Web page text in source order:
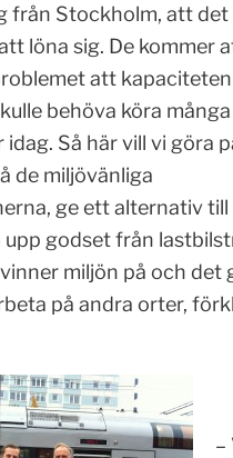
från Stockholm, att det
löna sig. De kommer
att
behöva köra
idag. Så här vill vi göra
de miljövänliga
ge ett alternativ till
godset från
miljön på och det
på andra orter,
–